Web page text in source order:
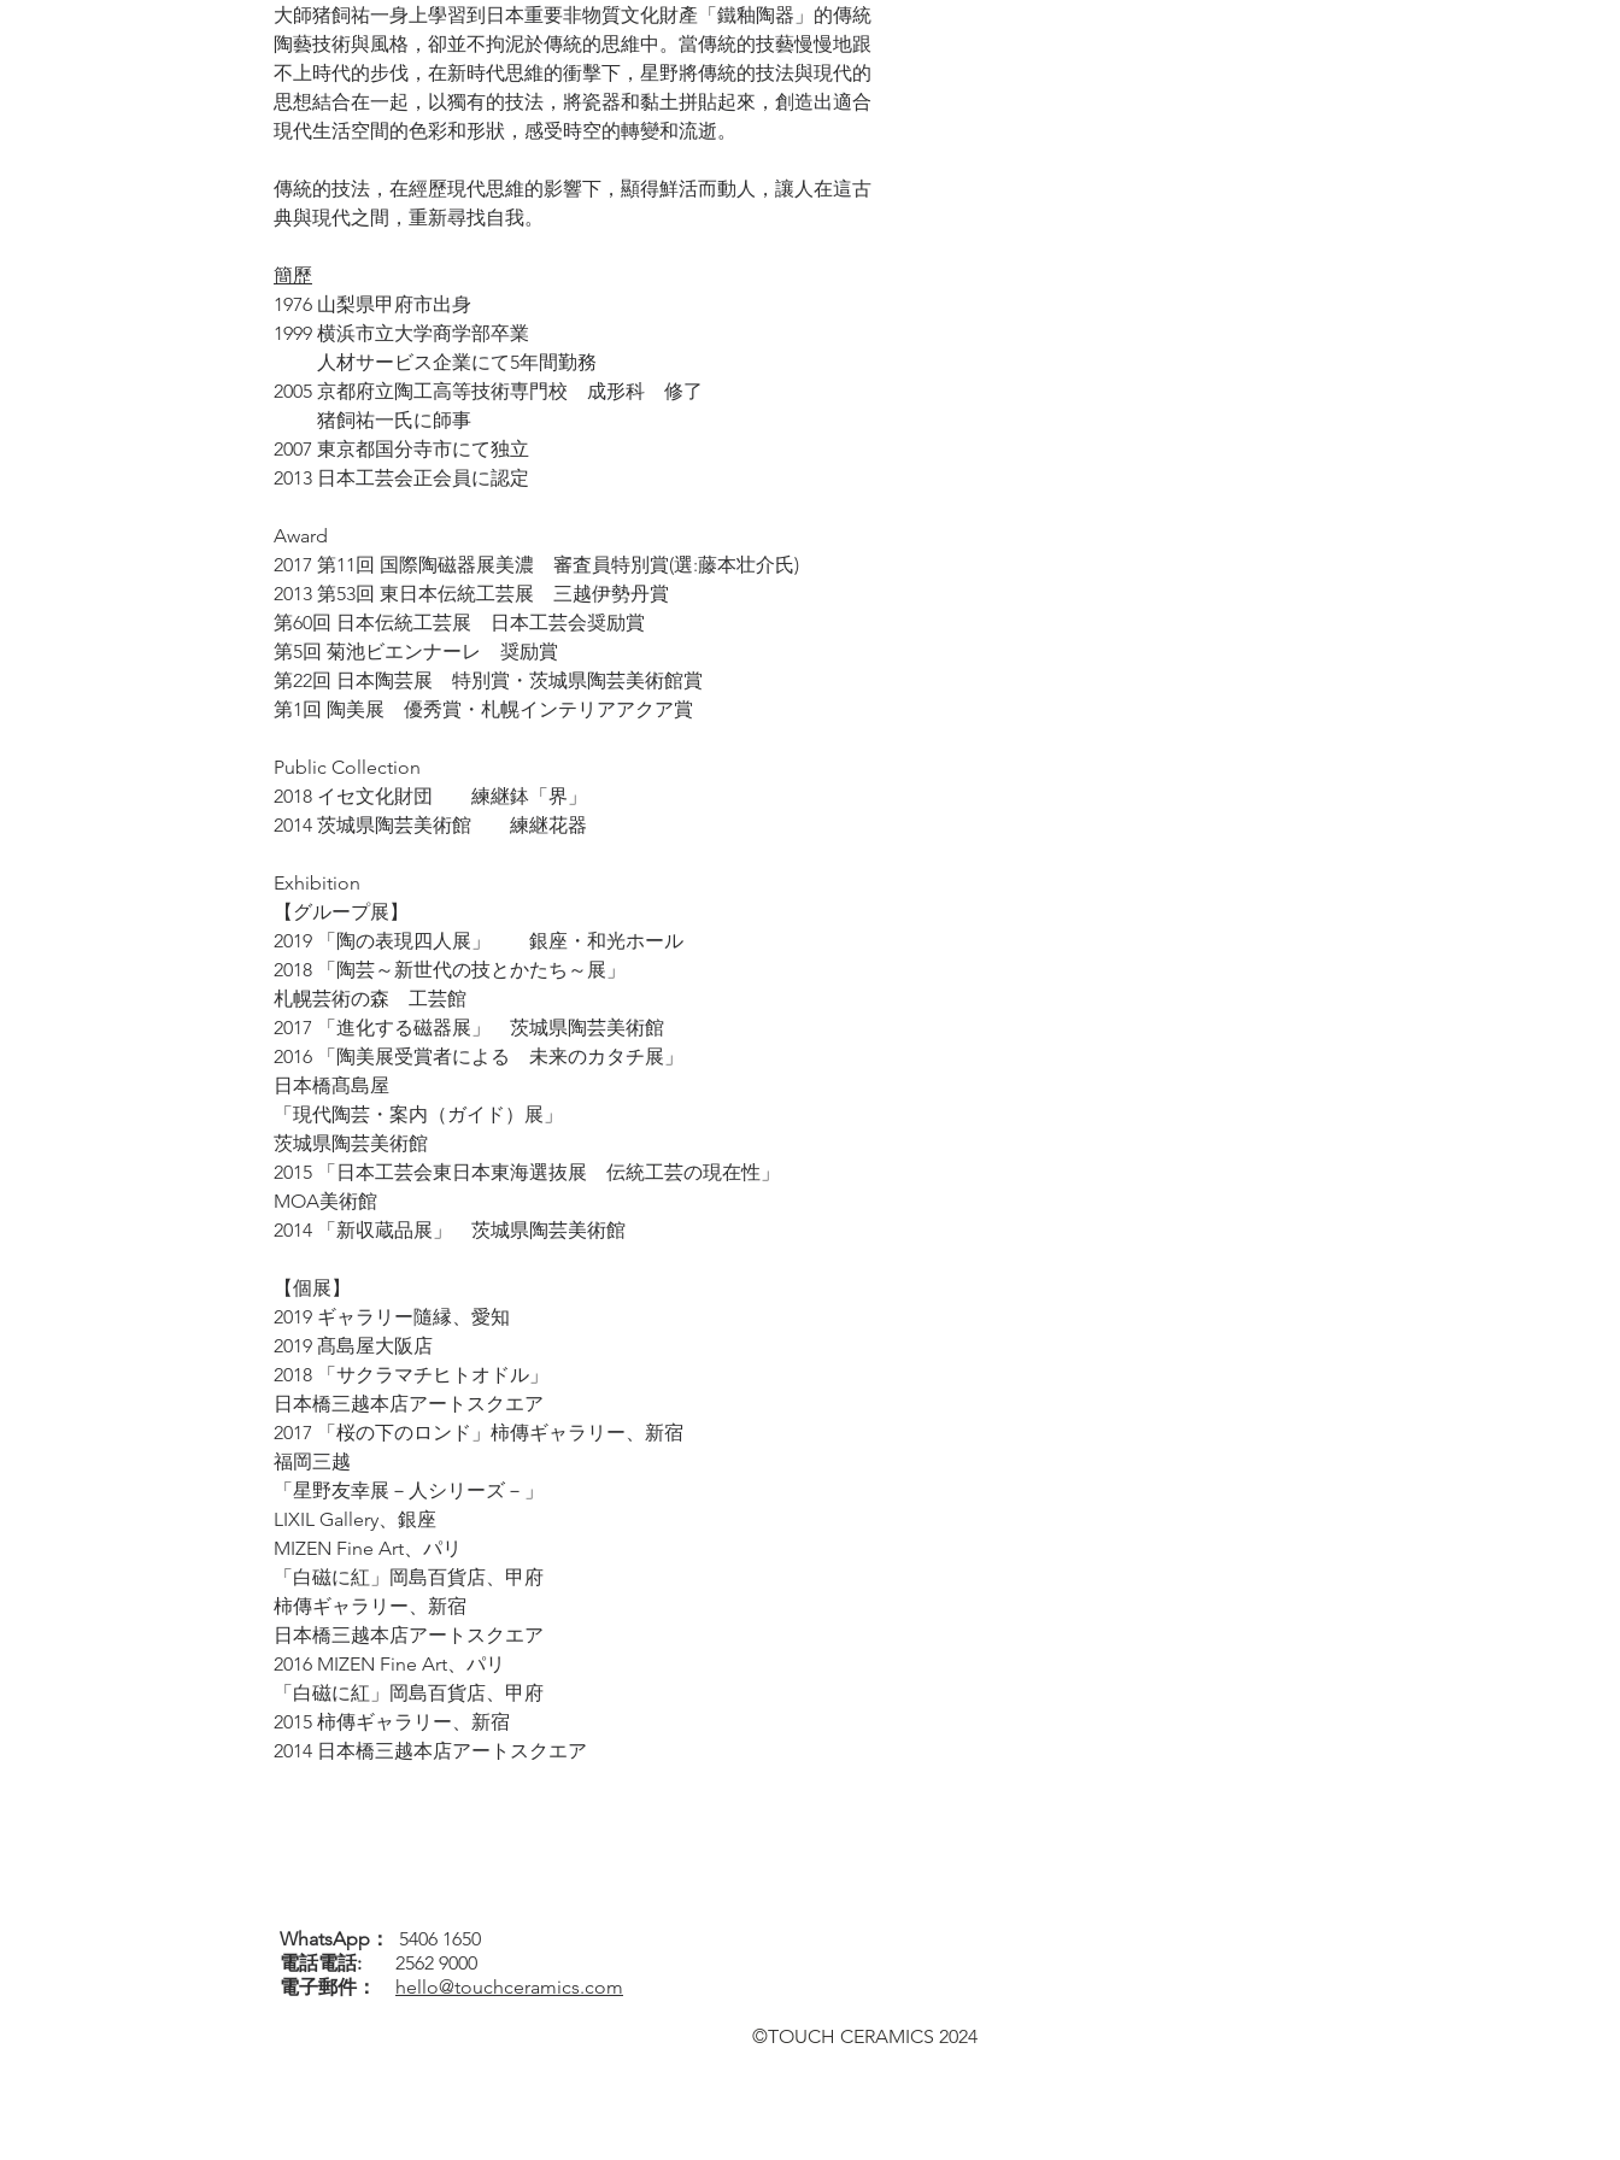
大師猪飼祐一身上學習到日本重要非物質文化財產「鐵釉陶器」的傳統
陶藝技術與風格，卻並不拘泥於傳統的思維中。當傳統的技藝慢慢地跟
不上時代的步伐，在新時代思維的衝擊下，星野將傳統的技法與現代的
思想結合在一起，以獨有的技法，將瓷器和黏土拼貼起來，創造出適合
現代生活空間的色彩和形狀，感受時空的轉變和流逝。
傳統的技法，在經歷現代思維的影響下，顯得鮮活而動人，讓人在這古
典與現代之間，重新尋找自我。
簡歷
1976 山梨県甲府市出身
1999 横浜市立大学商学部卒業
人材サービス企業にて5年間勤務
2005 京都府立陶工高等技術専門校 成形科 修了
猪飼祐一氏に師事
2007 東京都国分寺市にて独立
2013 日本工芸会正会員に認定
Award
2017 第11回 国際陶磁器展美濃 審査員特別賞(選:藤本壮介氏)
2013 第53回 東日本伝統工芸展 三越伊勢丹賞
第60回 日本伝統工芸展 日本工芸会奨励賞
第5回 菊池ビエンナーレ 奨励賞
第22回 日本陶芸展 特別賞・茨城県陶芸美術館賞
第1回 陶美展 優秀賞・札幌インテリアアクア賞
Public Collection
2018 イセ文化財団 練継鉢「界」
2014 茨城県陶芸美術館 練継花器
Exhibition
【グループ展】
2019 「陶の表現四人展」 銀座・和光ホール
2018 「陶芸～新世代の技とかたち～展」
札幌芸術の森 工芸館
2017 「進化する磁器展」 茨城県陶芸美術館
2016 「陶美展受賞者による 未来のカタチ展」
日本橋髙島屋
「現代陶芸・案内（ガイド）展」
茨城県陶芸美術館
2015 「日本工芸会東日本東海選抜展 伝統工芸の現在性」
MOA美術館
2014 「新収蔵品展」 茨城県陶芸美術館
【個展】
2019 ギャラリー隨縁、愛知
2019 髙島屋大阪店
2018 「サクラマチヒトオドル」
日本橋三越本店アートスクエア
2017 「桜の下のロンド」柿傳ギャラリー、新宿
福岡三越
「星野友幸展－人シリーズ－」
LIXIL Gallery、銀座
MIZEN Fine Art、パリ
「白磁に紅」岡島百貨店、甲府
柿傳ギャラリー、新宿
日本橋三越本店アートスクエア
2016 MIZEN Fine Art、パリ
「白磁に紅」岡島百貨店、甲府
2015 柿傳ギャラリー、新宿
2014 日本橋三越本店アートスクエア
WhatsApp： 5406 1650
電話電話: 2562 9000
電子郵件：
hello@touchceramics.com
©TOUCH CERAMICS 2024